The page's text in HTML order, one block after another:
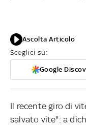
Ascolta Articolo
Sceglici su:
Google
Il recente giro di
salvato vite": a